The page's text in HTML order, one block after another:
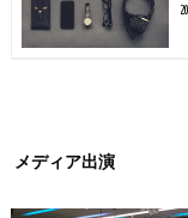
メディア出演